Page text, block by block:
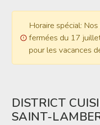
Horaire spécial:
fermées du 17
pour les vacances
DISTRICT
SAINT-